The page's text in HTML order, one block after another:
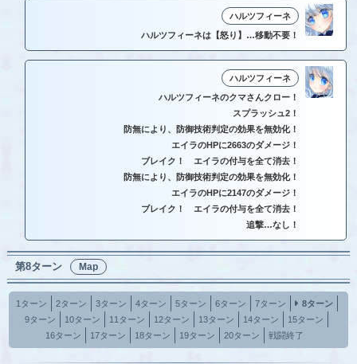
ハルツフィーネ
ハルツフィーネは【怒り】…移動不要！
ハルツフィーネ
ハルツフィーネのクマさんクロー！
スプラッシュ2！
防無により、防御技術判定の効果を無効化！
エイラのHPに2663のダメージ！
ブレイク！ エイラの付与を全て消去！
防無により、防御技術判定の効果を無効化！
エイラのHPに2147のダメージ！
ブレイク！ エイラの付与を全て消去！
追撃…なし！
第8ターン Map
1ターン 2ターン 3ターン 4ターン 5ターン 6ターン 7ターン
8ターン
9ターン
10ターン 11ターン 12ターン 13ターン 14ターン
15ターン
16ターン
17ターン 18ターン 19ターン 20ターン 戦闘終了